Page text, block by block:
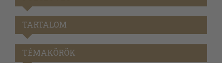
TARTALOM
TÉMAKÖRÖK